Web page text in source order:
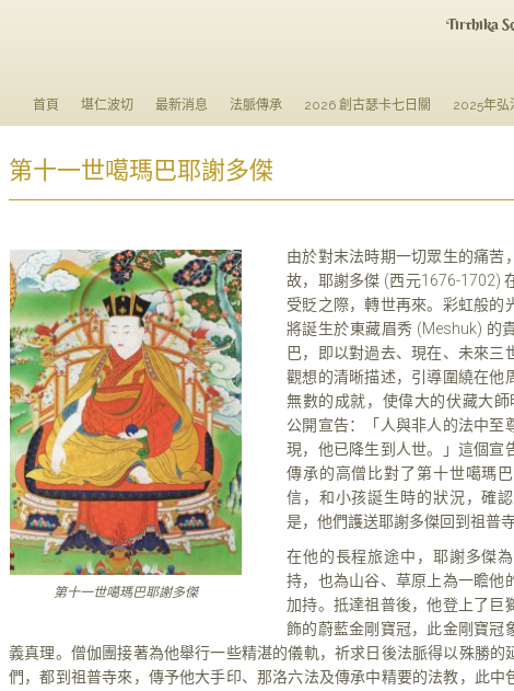
Tirthika
首頁 堪仁波切 最新消息 法脈傳承 2026 創古瑟卡七日關 2025年弘
第十一世噶瑪巴耶謝多傑
第十一世噶瑪巴耶謝多傑
由於對末法時期一切眾生的痛苦
故，耶謝多傑 (西元1676-1702)
受貶之際，轉世再來。彩虹般的
將誕生於東藏眉秀 (Meshuk) 的
巴，即以對過去、現在、未來三
觀想的清晰描述，引導圍繞在他
無數的成就，使偉大的伏藏大師
公開宣告：「人與非人的法中至
現，他已降生到人世。」這個宣
傳承的高僧比對了第十世噶瑪
信，和小孩誕生時的狀況，確
是，他們護送耶謝多傑回到祖普寺
在他的長程旅途中，耶謝多傑
持，也為山谷、草原上為一瞻他
加持。抵達祖普後，他登上了巨
飾的蔚藍金剛寶冠，此金剛寶冠
義真理。僧伽團接著為他舉行一些精湛的儀軌，祈求日後法脈得以殊勝的
們，都到祖普寺來，傳予他大手印、那洛六法及傳承中精要的法教，此中